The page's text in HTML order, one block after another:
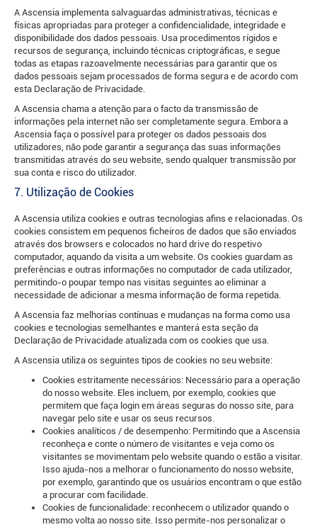
A Ascensia implementa salvaguardas administrativas, técnicas e
físicas apropriadas para proteger a confidencialidade, integridade e
disponibilidade dos dados pessoais. Usa procedimentos rígidos e
recursos de segurança, incluindo técnicas criptográficas, e segue
todas as etapas razoavelmente necessárias para garantir que os
dados pessoais sejam processados de forma segura e de acordo com
esta Declaração de Privacidade.
A Ascensia chama a atenção para o facto da transmissão de
informações pela internet não ser completamente segura. Embora a
Ascensia faça o possível para proteger os dados pessoais dos
utilizadores, não pode garantir a segurança das suas informações
transmitidas através do seu website, sendo qualquer transmissão por
sua conta e risco do utilizador.
7. Utilização de Cookies
A Ascensia utiliza cookies e outras tecnologias afins e relacionadas. Os
cookies consistem em pequenos ficheiros de dados que são enviados
através dos browsers e colocados no hard drive do respetivo
computador, aquando da visita a um website. Os cookies guardam as
preferências e outras informações no computador de cada utilizador,
permitindo-o poupar tempo nas visitas seguintes ao eliminar a
necessidade de adicionar a mesma informação de forma repetida.
A Ascensia faz melhorias contínuas e mudanças na forma como usa
cookies e tecnologias semelhantes e manterá esta seção da
Declaração de Privacidade atualizada com os cookies que usa.
A Ascensia utiliza os seguintes tipos de cookies no seu website:
Cookies estritamente necessários: Necessário para a operação
do nosso website. Eles incluem, por exemplo, cookies que
permitem que faça login em áreas seguras do nosso site, para
navegar pelo site e usar os seus recursos.
Cookies analíticos / de desempenho: Permitindo que a Ascensia
reconheça e conte o número de visitantes e veja como os
visitantes se movimentam pelo website quando o estão a visitar.
Isso ajuda-nos a melhorar o funcionamento do nosso website,
por exemplo, garantindo que os usuários encontram o que estão
a procurar com facilidade.
Cookies de funcionalidade: reconhecem o utilizador quando o
mesmo volta ao nosso site. Isso permite-nos personalizar o